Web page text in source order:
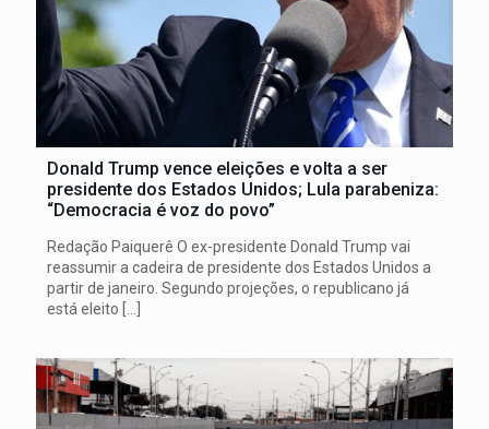
Donald Trump vence eleições e volta a ser
presidente dos Estados Unidos; Lula parabeniza:
“Democracia é voz do povo”
Redação Paiquerê O ex-presidente Donald Trump vai
reassumir a cadeira de presidente dos Estados Unidos a
partir de janeiro. Segundo projeções, o republicano já
está eleito […]